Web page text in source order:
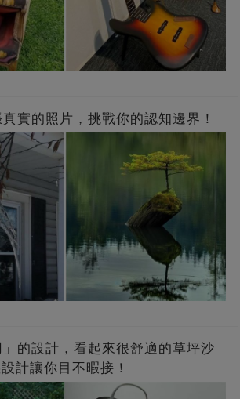
實的照片，挑戰你的認知邊界！
的設計，看起來很舒適的草坪沙
計讓你目不暇接！